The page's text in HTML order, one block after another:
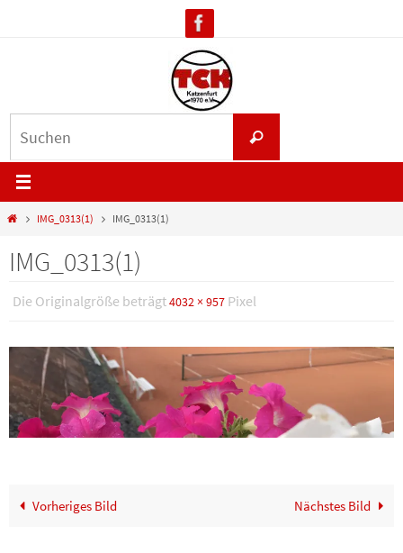
nach:
Suchen
StartIMG_0313(1) IMG_0313(1)
IMG_0313(1)
Die Originalgröße beträgt4032 × 957 Pixel
Vorheriges Bild Nächstes Bild